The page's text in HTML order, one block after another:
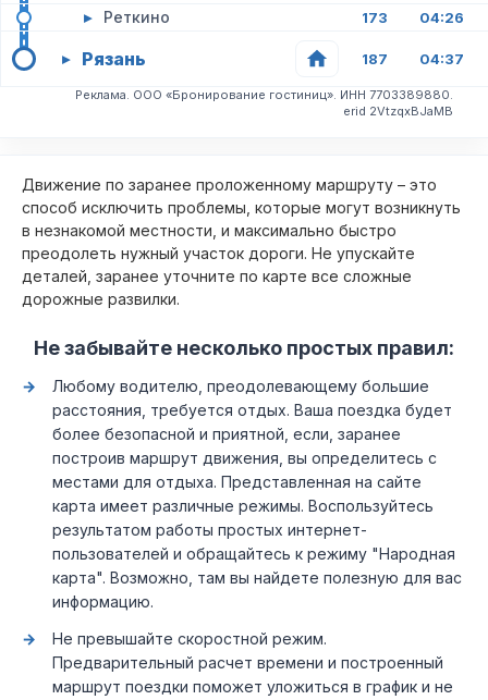
▸ Реткино 173 04:26
▸ Рязань 187 04:37
Реклама. ООО «Бронирование гостиниц». ИНН 7703389880.
erid 2VtzqxBJaMB
Движение по заранее проложенному маршруту – это
способ исключить проблемы, которые могут возникнуть
в незнакомой местности, и максимально быстро
преодолеть нужный участок дороги. Не упускайте
деталей, заранее уточните по карте все сложные
дорожные развилки.
Не забывайте несколько простых правил:
Любому водителю, преодолевающему большие
расстояния, требуется отдых. Ваша поездка будет
более безопасной и приятной, если, заранее
построив маршрут движения, вы определитесь с
местами для отдыха. Представленная на сайте
карта имеет различные режимы. Воспользуйтесь
результатом работы простых интернет-
пользователей и обращайтесь к режиму "Народная
карта". Возможно, там вы найдете полезную для вас
информацию.
Не превышайте скоростной режим.
Предварительный расчет времени и построенный
маршрут поездки поможет уложиться в график и не